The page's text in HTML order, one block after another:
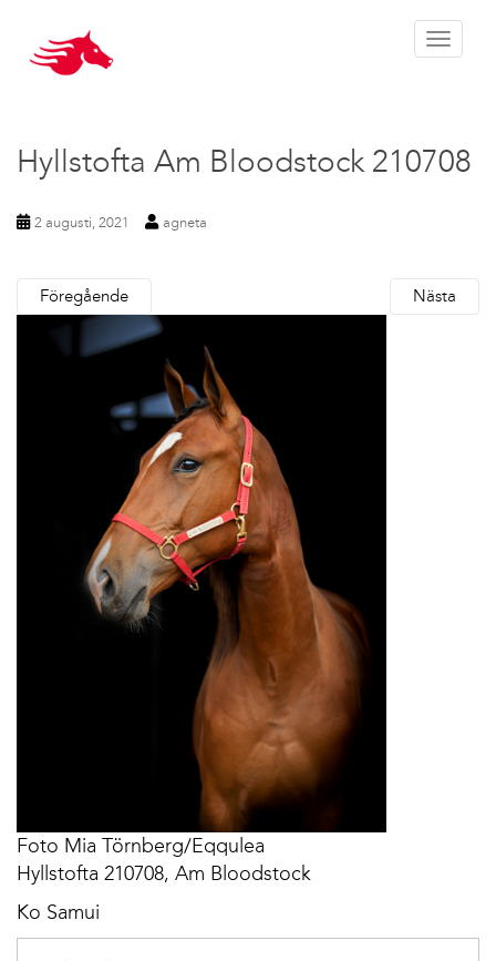
Toggle
Hyllstofta Am Bloodstock 210708
2 augusti, 2021 agneta
Föregående Nästa
Foto Mia Törnberg/Eqqulea
Hyllstofta 210708, Am Bloodstock
Ko Samui